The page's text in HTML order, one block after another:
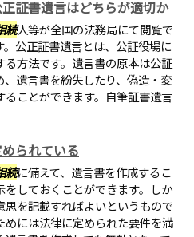
証書遺言はどちらが適切か
続人等が全国の法務局にて閲覧で
公正証書遺言とは、公証役場に
方法です。遺言書の原本は公証
遺言書を紛失したり、偽造・変
ことができます。自筆証書遺言
られている
続に備えて、遺言書を作成するこ
をしておくことができます。しか
思を記載すればよいというもので
には法律に定められた要件を満